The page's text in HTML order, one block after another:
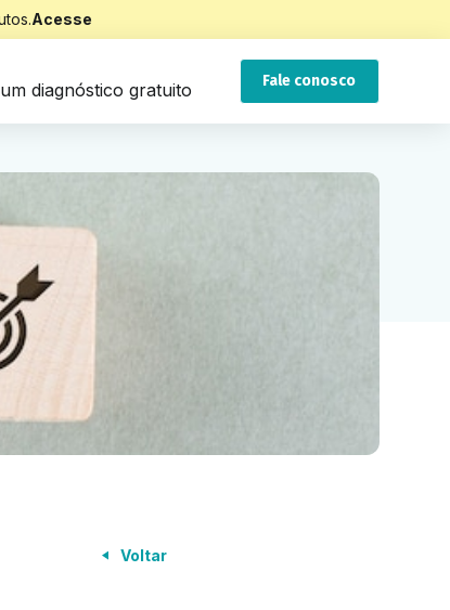
Acesse
diagnóstico gratuito Fale conosco
Voltar